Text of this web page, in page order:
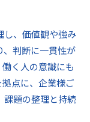
し、価値観や強み
、判断に一貫性が
く人の意識にも
点に、企業様ご
課題の整理と持続